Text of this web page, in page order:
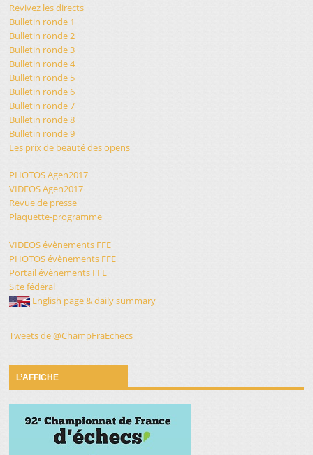
Revivez les directs
Bulletin ronde 1
Bulletin ronde 2
Bulletin ronde 3
Bulletin ronde 4
Bulletin ronde 5
Bulletin ronde 6
Bulletin ronde 7
Bulletin ronde 8
Bulletin ronde 9
Les prix de beauté des opens
PHOTOS Agen2017
VIDEOS Agen2017
Revue de presse
Plaquette-programme
VIDEOS évènements FFE
PHOTOS évènements FFE
Portail évènements FFE
Site fédéral
English page & daily summary
Tweets de @ChampFraEchecs
L’AFFICHE